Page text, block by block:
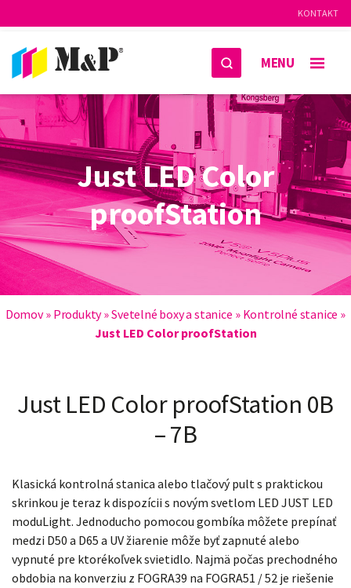
KONTAKT
MENU
Just LED Color
proofStation
Domov» Produkty»Svetelné boxy a stanice » Kontrolné stanice »
Just LED Color proofStation
Just LED Color proofStation 0B
– 7B
Klasická kontrolná stanica alebo tlačový pult s praktickou
skrinkou je teraz k dispozícii s novým svetlom LED JUST LED
moduLight. Jednoducho pomocou gombíka môžete prepínať
medzi D50 a D65 a UV žiarenie môže byť zapnuté alebo
vypnuté pre ktorékoľvek svietidlo. Najmä počas prechodného
obdobia na konverziu z FOGRA39 na FOGRA51 / 52 je riešenie